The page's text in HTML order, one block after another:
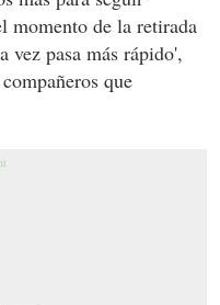
momento de la retirada
pasa más rápido',
que